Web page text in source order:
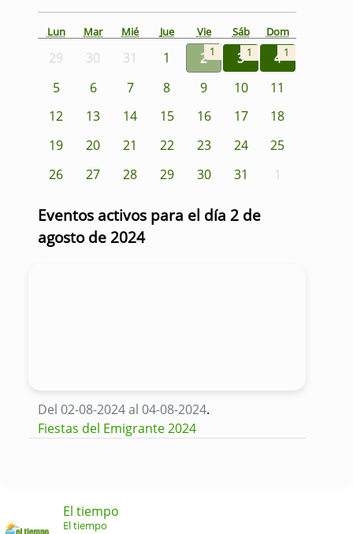
Lun Mar Mié Jue Vie Sáb Dom
29 30 31 1 2 1 3 1 4 1
5 6 7 8 9 10
11
12
13 14 15 16 17
18
19
20 21 22 23 24
25
26
27 28 29 30 31 1
Eventos activos para el día 2 de
agosto de 2024
Del 02-08-2024 al 04-08-2024.
Fiestas del Emigrante 2024
El tiempo
El tiempo